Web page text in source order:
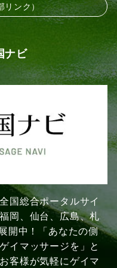
リンク）
ナビ
国総合ポータルサイ
岡、仙台、広島、札
開中！「あなたの側
イマッサージを」と
客様が気軽にゲイマ